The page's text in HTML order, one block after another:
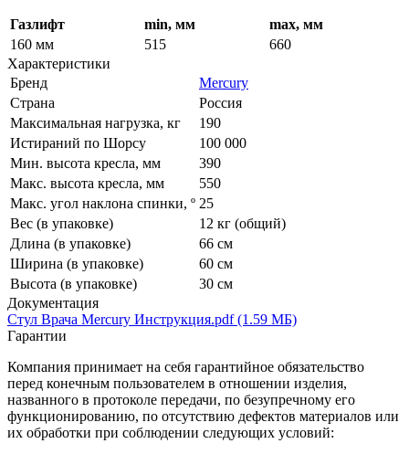
Газлифт min, мм
max, мм
160 мм
515
660
Характеристики
Бренд
Mercury
Страна
Россия
Максимальная нагрузка, кг
190
Истираний по Шорсу
100 000
Мин. высота кресла, мм
390
Макс. высота кресла, мм
550
Макс. угол наклона спинки, º 25
Вес (в упаковке)
12 кг (общий)
Длина (в упаковке)
66 см
Ширина (в упаковке)
60 см
Высота (в упаковке)
30 см
Документация
Стул Врача Mercury Инструкция.pdf (1.59 МБ)
Гарантии
Компания принимает на себя гарантийное обязательство
перед конечным пользователем в отношении изделия,
названного в протоколе передачи, по безупречному его
функционированию, по отсутствию дефектов материалов или
их обработки при соблюдении следующих условий: